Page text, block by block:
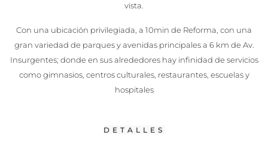
vista.
Con una ubicación privilegiada, a 10min de Reforma, con una
gran variedad de parques y avenidas principales a 6 km de Av.
Insurgentes; donde en sus alrededores hay infinidad de servicios
como gimnasios, centros culturales, restaurantes, escuelas y
hospitales
DETALLES